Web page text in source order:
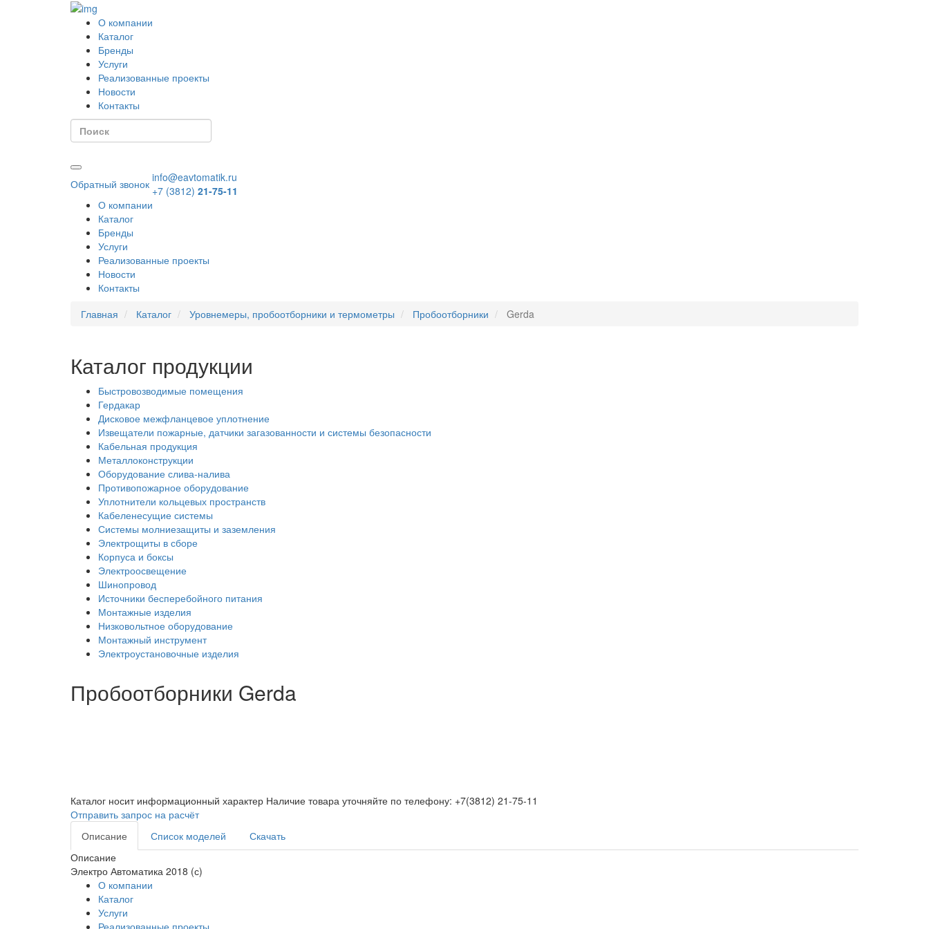
О компании
Каталог
Бренды
Услуги
Реализованные проекты
Новости
Контакты
Обратный звонок info@eavtomatik.ru
+7 (3812) 21-75-11
О компании
Каталог
Бренды
Услуги
Реализованные проекты
Новости
Контакты
Главная
Каталог Уровнемеры, пробоотборники и термометры Пробоотборники Gerda
Каталог продукции
Быстровозводимые помещения
Гердакар
Дисковое межфланцевое уплотнение
Извещатели пожарные, датчики загазованности и системы безопасности
Кабельная продукция
Металлоконструкции
Оборудование слива-налива
Противопожарное оборудование
Уплотнители кольцевых пространств
Кабеленесущие системы
Системы молниезащиты и заземления
Электрощиты в сборе
Корпуса и боксы
Электроосвещение
Шинопровод
Источники бесперебойного питания
Монтажные изделия
Низковольтное оборудование
Монтажный инструмент
Электроустановочные изделия
Пробоотборники Gerda
Каталог носит информационный характер Наличие товара уточняйте по телефону: +7(3812) 21-75-11
Отправить запрос на расчёт
Описание
Список моделей
Скачать
Описание
Электро Автоматика 2018 (с)
О компании
Каталог
Услуги